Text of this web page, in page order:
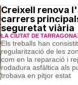
Creixell renova
carrers
seguretat viària
LA CIUTAT DE TARRAGONA
Els treballs han
regularització de les
com en la reparació i
rodadura asfàltica als
trobava en pitjor estat